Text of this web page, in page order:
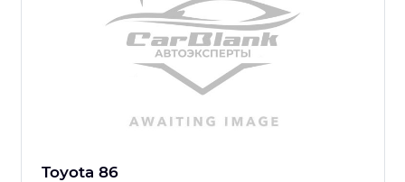
Toyota 86